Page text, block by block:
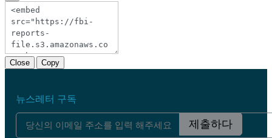
Close Copy
뉴스레터 구독
제출하다